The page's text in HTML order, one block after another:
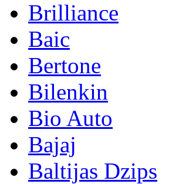
Brilliance
Baic
Bertone
Bilenkin
Bio Auto
Bajaj
Baltijas Dzips